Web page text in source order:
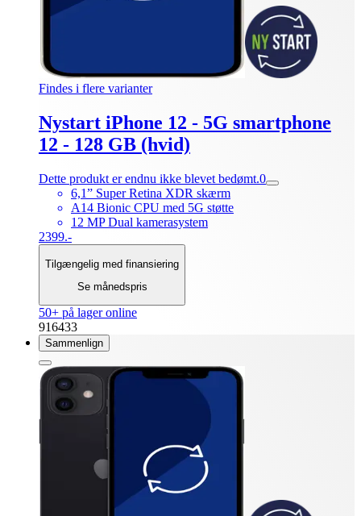
Findes i flere varianter
Nystart iPhone 12 - 5G smartphone
12 - 128 GB (hvid)
Dette produkt er endnu ikke blevet bedømt.0
6,1” Super Retina XDR skærm
A14 Bionic CPU med 5G støtte
12 MP Dual kamerasystem
2399.-
Tilgængelig med finansiering
Se månedspris
50+ på lager online
916433
Sammenlign